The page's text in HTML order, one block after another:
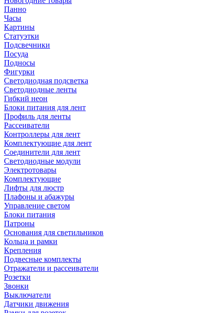
Панно
Часы
Картины
Статуэтки
Подсвечники
Посуда
Подносы
Фигурки
Светодиодная подсветка
Светодиодные ленты
Гибкий неон
Блоки питания для лент
Профиль для ленты
Рассеиватели
Контроллеры для лент
Комплектующие для лент
Соединители для лент
Светодиодные модули
Электротовары
Комплектующие
Лифты для люстр
Плафоны и абажуры
Управление светом
Блоки питания
Патроны
Основания для светильников
Кольца и рамки
Крепления
Подвесные комплекты
Отражатели и рассеиватели
Розетки
Звонки
Выключатели
Датчики движения